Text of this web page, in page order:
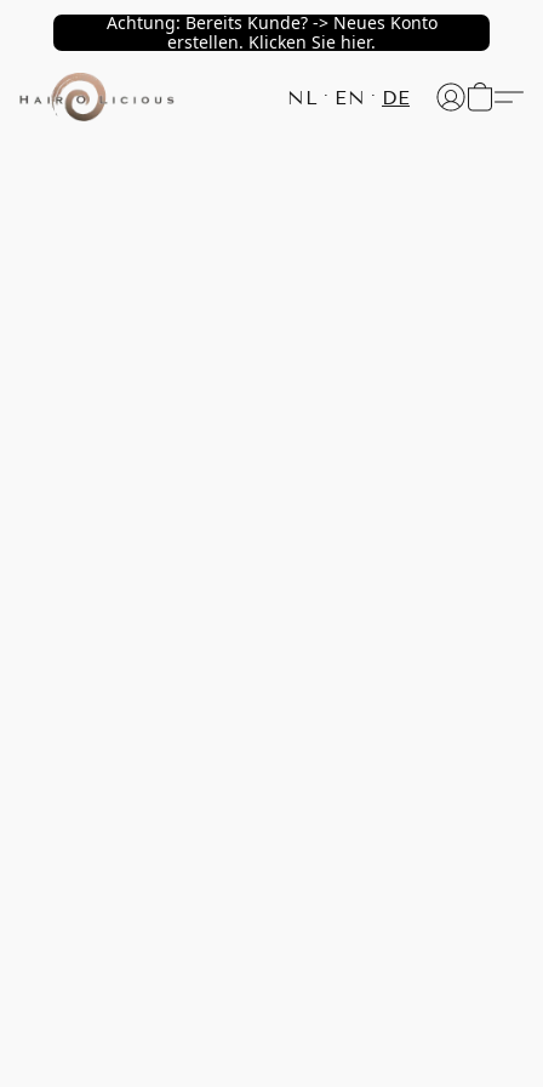
Achtung: Bereits Kunde? -> Neues Konto
erstellen. Klicken Sie hier.
NL EN DE